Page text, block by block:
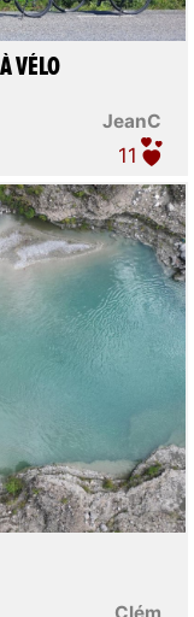
JeanC
VÉLO
11